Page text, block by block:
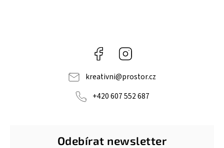
Facebook
kreativni@prostor.cz
+420 607 552 687
Odebírat newsletter